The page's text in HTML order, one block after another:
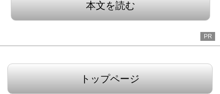
本文を読む
PR
トップページ